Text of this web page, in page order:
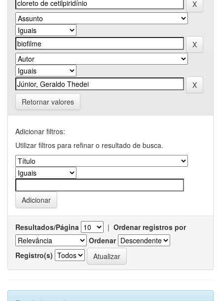
Retornar valores
Adicionar filtros:
Utilizar filtros para refinar o resultado de busca.
Resultados/Página | Ordenar registros por
Ordenar
Registro(s)